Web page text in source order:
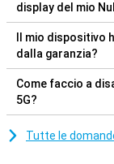
display del mio
Il mio dispositivo
dalla garanzia?
Come faccio a
5G?
Tutte le